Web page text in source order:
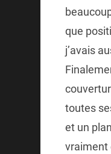
que
j’avais
toutes
et un
vraiment